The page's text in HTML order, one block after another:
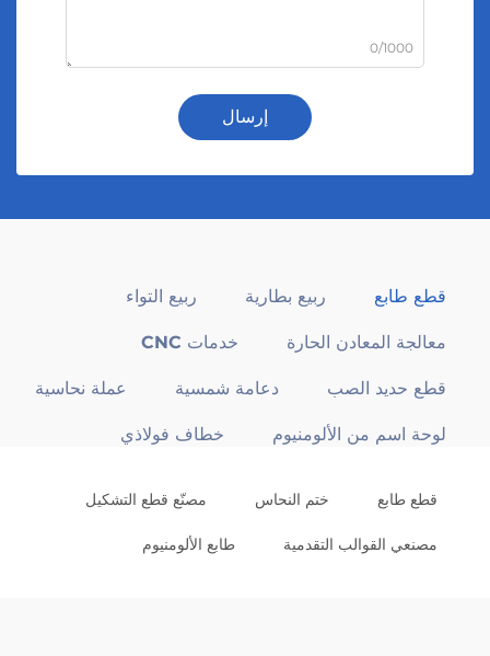
0/1000
إرسال
قطع طابع ربيع بطارية ربيع التواء
معالجة المعادن الحارة خدمات CNC
قطع حديد الصب دعامة شمسية عملة نحاسية
لوحة اسم من الألومنيوم خطاف فولاذي
قطع طابع ختم النحاس مصنّع قطع التشكيل
مصنعي القوالب التقدمية طابع الألومنيوم